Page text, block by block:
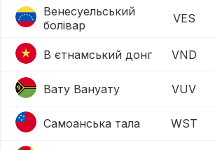
Венесуельський
болівар
VES
В єтнамський донг VND
Вату Вануату VUV
Самоанська тала WST